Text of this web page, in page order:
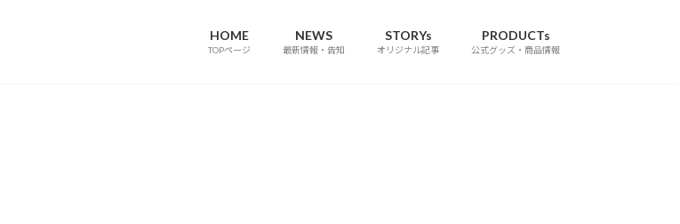
HOME
TOPページ
NEWS
最新情報・告知
STORYs
オリジナル記事
PRODUCTs
公式グッズ・商品情報